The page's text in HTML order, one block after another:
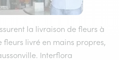
la livraison de fleurs à
fleurs livré en mains propres,
Interflora